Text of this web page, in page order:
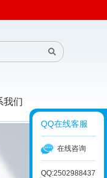
我们
QQ在线客服
在线咨询
QQ:2502988437